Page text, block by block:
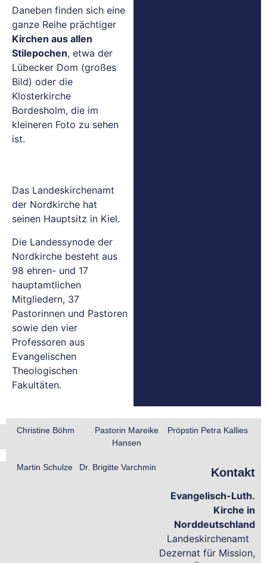
Daneben finden sich eine
ganze Reihe prächtiger
Kirchen aus allen
Stilepochen, etwa der
Lübecker Dom (großes
Bild) oder die
Klosterkirche
Bordesholm, die im
kleineren Foto zu sehen
ist.
Das Landeskirchenamt
der Nordkirche hat
seinen Hauptsitz in Kiel.
Die Landessynode der
Nordkirche besteht aus
98 ehren- und 17
hauptamtlichen
Mitgliedern, 37
Pastorinnen und Pastoren
sowie den vier
Professoren aus
Evangelischen
Theologischen
Fakultäten.
Christine Böhm
Pastorin Mareike
Hansen
Pröpstin Petra Kallies
Martin Schulze Dr. Brigitte Varchmin Kontakt
Evangelisch-Luth.
Kirche in
Norddeutschland
Landeskirchenamt
Dezernat für Mission,